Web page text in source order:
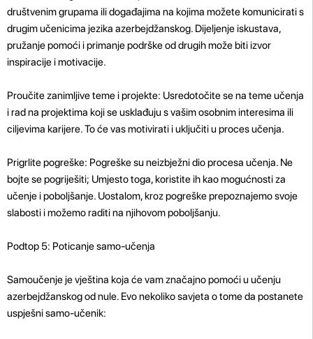
društvenim grupama ili događajima na kojima možete komunicirati s
drugim učenicima jezika azerbejdžanskog. Dijeljenje iskustava,
pružanje pomoći i primanje podrške od drugih može biti izvor
inspiracije i motivacije.
Proučite zanimljive teme i projekte: Usredotočite se na teme učenja
i rad na projektima koji se usklađuju s vašim osobnim interesima ili
ciljevima karijere. To će vas motivirati i uključiti u proces učenja.
Prigrlite pogreške: Pogreške su neizbježni dio procesa učenja. Ne
bojte se pogriješiti; Umjesto toga, koristite ih kao mogućnosti za
učenje i poboljšanje. Uostalom, kroz pogreške prepoznajemo svoje
slabosti i možemo raditi na njihovom poboljšanju.
Podtop 5: Poticanje samo-učenja
Samoučenje je vještina koja će vam značajno pomoći u učenju
azerbejdžanskog od nule. Evo nekoliko savjeta o tome da postanete
uspješni samo-učenik: